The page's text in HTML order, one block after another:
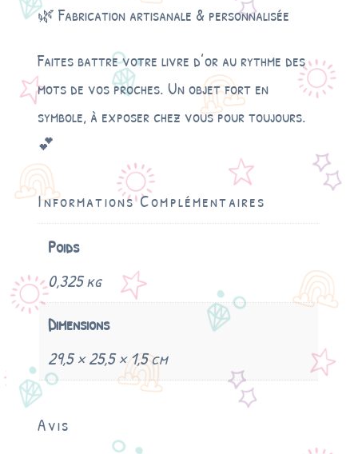
🌿 Fabrication artisanale & personnalisée
Faites battre votre livre d’or au rythme des
mots de vos proches. Un objet fort en
symbole, à exposer chez vous pour toujours.
💕
Informations Complémentaires
Poids
0,325 kg
Dimensions
29,5 × 25,5 × 1,5 cm
Avis